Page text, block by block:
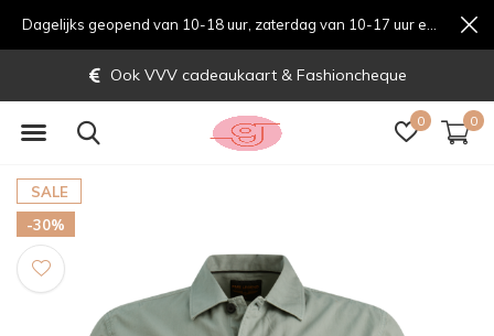
0 0
Ook VVV cadeaukaart & Fashioncheque
SALE
-30%